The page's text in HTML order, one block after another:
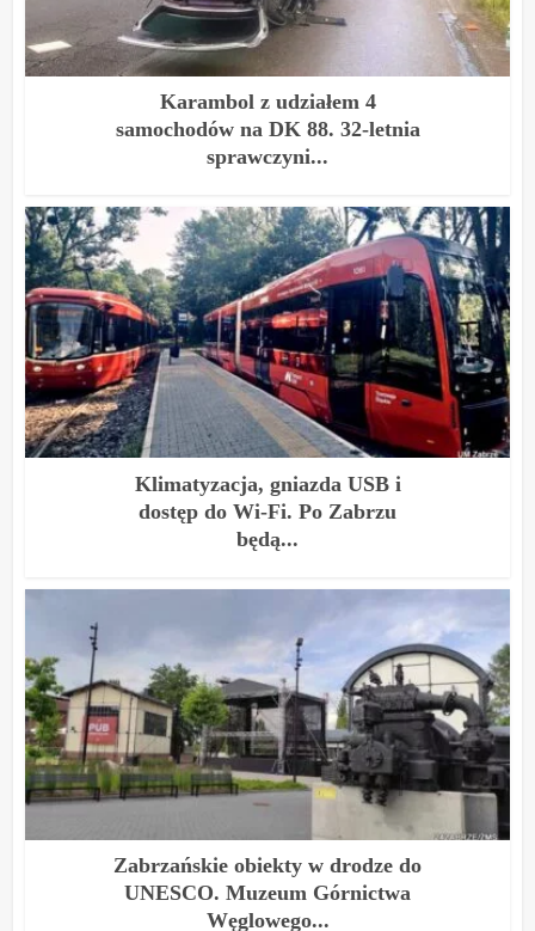
Karambol z udziałem 4
samochodów na DK 88. 32-letnia
sprawczyni...
Klimatyzacja, gniazda USB i
dostęp do Wi-Fi. Po Zabrzu
będą...
Zabrzańskie obiekty w drodze do
UNESCO. Muzeum Górnictwa
Węglowego...